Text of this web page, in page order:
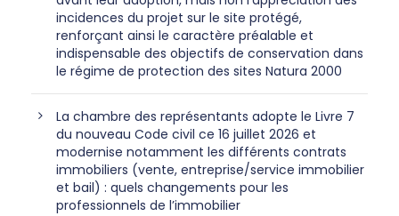
incidences du projet sur le site protégé,
renforçant ainsi le caractère préalable et
indispensable des objectifs de conservation dans
le régime de protection des sites Natura 2000
La chambre des représentants adopte le Livre 7
du nouveau Code civil ce 16 juillet 2026 et
modernise notamment les différents contrats
immobiliers (vente, entreprise/service immobilier
et bail) : quels changements pour les
professionnels de l’immobilier